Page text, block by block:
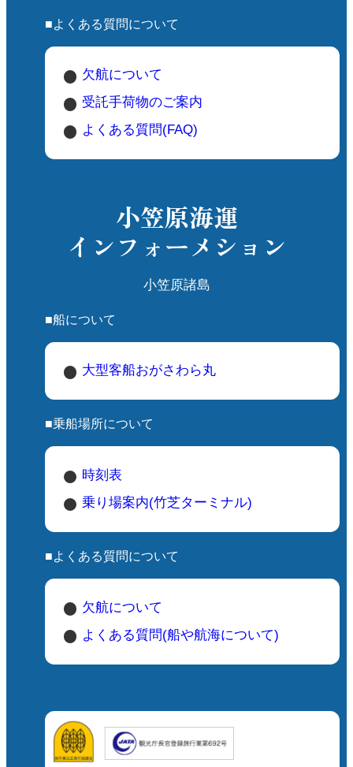
■よくある質問について
欠航について
受託手荷物のご案内
よくある質問(FAQ)
小笠原海運
インフォーメション
小笠原諸島
■船について
大型客船おがさわら丸
■乗船場所について
時刻表
乗り場案内(竹芝ターミナル)
■よくある質問について
欠航について
よくある質問(船や航海について)